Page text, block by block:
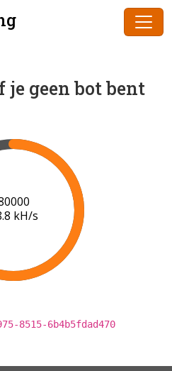
je geen bot bent
kH/s
8515-6b4b5fdad470